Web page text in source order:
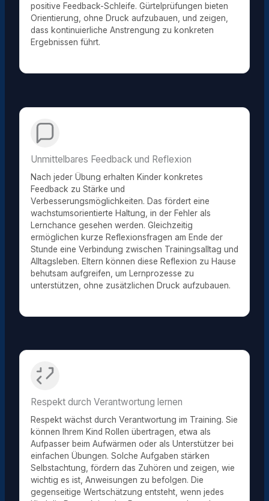
positive Feedback-Schleife. Gürtelprüfungen bieten
Orientierung, ohne Druck aufzubauen, und zeigen,
dass kontinuierliche Anstrengung zu konkreten
Ergebnissen führt.
Unmittelbares Feedback und Reflexion
Nach jeder Übung erhalten Kinder konkretes
Feedback zu Stärke und
Verbesserungsmöglichkeiten. Das fördert eine
wachstumsorientierte Haltung, in der Fehler als
Lernchance gesehen werden. Gleichzeitig
ermöglichen kurze Reflexionsfragen am Ende der
Stunde eine Verbindung zwischen Trainingsalltag und
Alltagsleben. Eltern können diese Reflexion zu Hause
behutsam aufgreifen, um Lernprozesse zu
unterstützen, ohne zusätzlichen Druck aufzubauen.
Respekt durch Verantwortung lernen
Respekt wächst durch Verantwortung im Training. Sie
können Ihrem Kind Rollen übertragen, etwa als
Aufpasser beim Aufwärmen oder als Unterstützer bei
einfachen Übungen. Solche Aufgaben stärken
Selbstachtung, fördern das Zuhören und zeigen, wie
wichtig es ist, Anweisungen zu befolgen. Die
gegenseitige Wertschätzung entsteht, wenn jedes